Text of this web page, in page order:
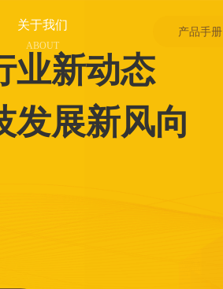
关于我们
ABOUT
产品手册
业新动态
发展新风向